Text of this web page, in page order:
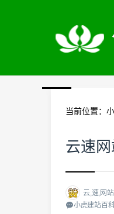
当前位置：
云速
云,速,网
小虎建站百